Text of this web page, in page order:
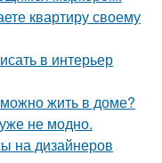
квартиру своему
в интерьер
жить в доме?
не модно.
на дизайнеров